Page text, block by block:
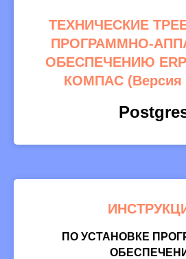
ТЕХНИЧЕСКИЕ
ПРОГРАММНО-
ОБЕСПЕЧЕНИЮ
КОМПАС (Версия
ПО УСТАНОВКЕ